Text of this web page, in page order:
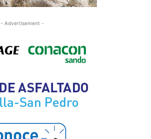
- Advertisement -